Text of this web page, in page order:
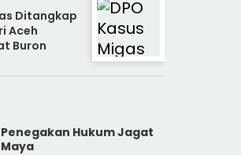
Ditangkap
Aceh
Buron
Penegakan Hukum Jagat
Maya